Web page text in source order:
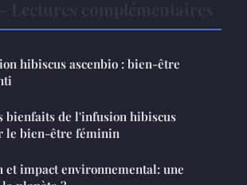
hibiscus ascenbio : bien-être
bienfaits de l'infusion hibiscus
le bien-être féminin
et impact environnemental: une